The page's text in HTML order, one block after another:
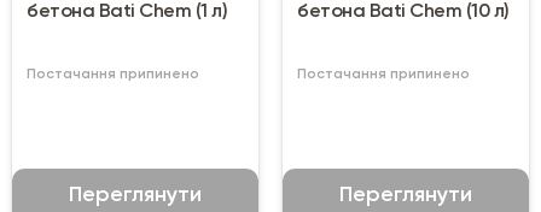
бетона Bati Chem (1 л)
Постачання припинено
Переглянути
бетона Bati Chem (10 л)
Постачання припинено
Переглянути